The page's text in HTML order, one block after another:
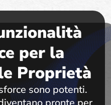
per la
Proprietà
sono potenti.